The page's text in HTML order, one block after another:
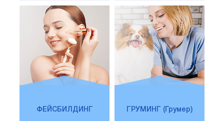
ФЕЙСБИЛДИНГ ГРУМИНГ (Грумер)